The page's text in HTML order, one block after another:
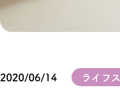
会社案内
2020/06/14 ライフ